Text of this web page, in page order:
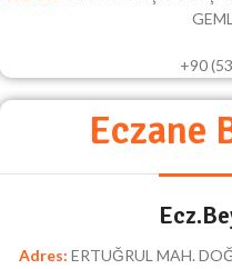
+90
Eczane
Adres: ERTUĞRUL MAH.